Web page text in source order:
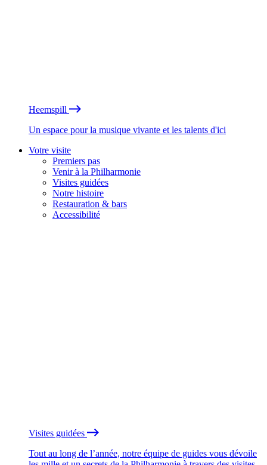
Heemspill
Un espace pour la musique vivante et les talents d'ici
Votre visite
Premiers pas
Venir à la Philharmonie
Visites guidées
Notre histoire
Restauration & bars
Accessibilité
Visites guidées
Tout au long de l’année, notre équipe de guides vous dévoile